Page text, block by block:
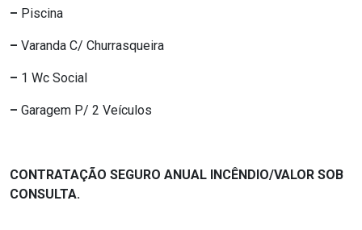
– Piscina
– Varanda C/ Churrasqueira
– 1 Wc Social
– Garagem P/ 2 Veículos
CONTRATAÇÃO SEGURO ANUAL INCÊNDIO/VALOR SOB
CONSULTA.